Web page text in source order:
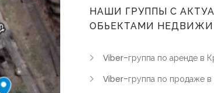
НАШИ ГРУППЫ С
ОБЬЕКТАМИ
Viber-группа по аренде в
Viber-группа по продаже в